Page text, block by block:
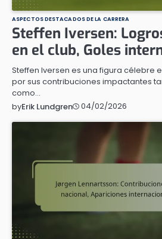
ASPECTOS DESTACADOS DE LA CARRERA
Steffen Iversen:
en el club, Goles
Steffen Iversen es una figura célebre
por sus contribuciones impactantes
como…
byErik Lundgren 04/02/2026